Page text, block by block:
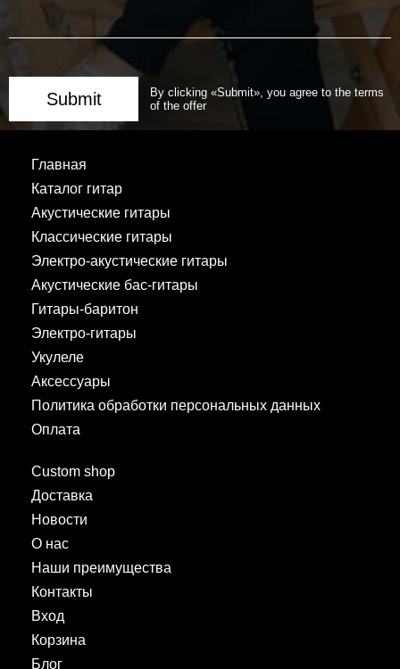
Submit
By clicking «Submit», you agree to the terms
of the offer
Главная
Каталог гитар
Акустические гитары
Классические гитары
Электро-акустические гитары
Акустические бас-гитары
Гитары-баритон
Электро-гитары
Укулеле
Аксессуары
Политика обработки персональных данных
Оплата
Custom shop
Доставка
Новости
О нас
Наши преимущества
Контакты
Вход
Корзина
Блог